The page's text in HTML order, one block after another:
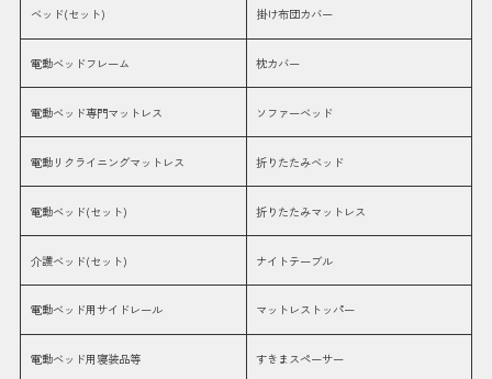
ベッド(セット)
電動ベッドフレーム
電動ベッド専門マットレス
電動リクライニングマットレス
電動ベッド(セット)
介護ベッド(セット)
電動ベッド用サイドレール
電動ベッド用寝装品等
掛け布団カバー
枕カバー
ソファーベッド
折りたたみベッド
折りたたみマットレス
ナイトテーブル
マットレストッパー
すきまスペーサー